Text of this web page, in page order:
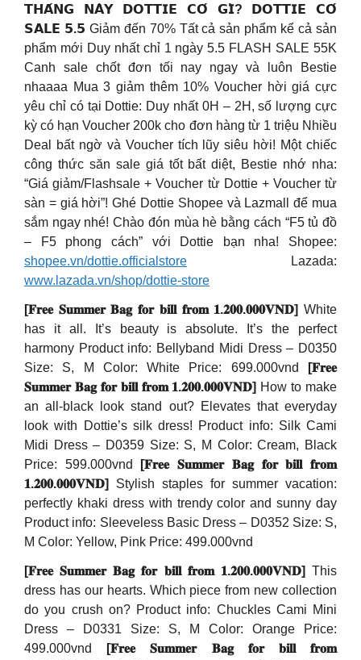
𝗧𝗛𝗔́𝗡𝗚 𝗡𝗔̀𝗬 𝗗𝗢𝗧𝗧𝗜𝗘 𝗖𝗢́ 𝗚𝗜̀? 𝗗𝗢𝗧𝗧𝗜𝗘 𝗖𝗢́
𝗦𝗔𝗟𝗘 𝟱.𝟱 Giảm đến 70% Tất cả sản phẩm kể cả sản
phẩm mới Duy nhất chỉ 1 ngày 5.5 FLASH SALE 55K
Canh sale chốt đơn tối nay ngay và luôn Bestie
nhaaaa Mua 3 giảm thêm 10% Voucher hời giá cực
yêu chỉ có tại Dottie: Duy nhất 0H – 2H, số lượng cực
kỳ có hạn Voucher 200k cho đơn hàng từ 1 triệu Nhiều
Deal bất ngờ và Voucher tích lũy siêu hời! Một chiếc
công thức săn sale giá tốt bất diệt, Bestie nhớ nha:
“Giá giảm/Flashsale + Voucher từ Dottie + Voucher từ
sàn = giá hời”! Ghé Dottie Shopee và Lazmall để mua
sắm ngay nhé! Chào đón mùa hè bằng cách “F5 tủ đồ
– F5 phong cách” với Dottie bạn nha! Shopee:
shopee.vn/dottie.officialstore Lazada:
www.lazada.vn/shop/dottie-store
[𝐅𝐫𝐞𝐞 𝐒𝐮𝐦𝐦𝐞𝐫 𝐁𝐚𝐠 𝐟𝐨𝐫 𝐛𝐢𝐥𝐥 𝐟𝐫𝐨𝐦 𝟏.𝟐𝟎𝟎.𝟎𝟎𝟎𝐕𝐍𝐃] White
has it all. It’s beauty is absolute. It’s the perfect
harmony Product info: Bellyband Midi Dress – D0350
Size: S, M Color: White Price: 699.000vnd
[𝐅𝐫𝐞𝐞
𝐒𝐮𝐦𝐦𝐞𝐫 𝐁𝐚𝐠 𝐟𝐨𝐫 𝐛𝐢𝐥𝐥 𝐟𝐫𝐨𝐦 𝟏.𝟐𝟎𝟎.𝟎𝟎𝟎𝐕𝐍𝐃] How to make
an all-black look stand out? Elevates that everyday
look with Dottie’s silk dress! Product info: Silk Cami
Midi Dress – D0359 Size: S, M Color: Cream, Black
Price: 599.000vnd
[𝐅𝐫𝐞𝐞 𝐒𝐮𝐦𝐦𝐞𝐫 𝐁𝐚𝐠 𝐟𝐨𝐫 𝐛𝐢𝐥𝐥 𝐟𝐫𝐨𝐦
𝟏.𝟐𝟎𝟎.𝟎𝟎𝟎𝐕𝐍𝐃]
Stylish staples for summer vacation:
perfectly khaki dress with trendy color and sunny day
Product info: Sleeveless Basic Dress – D0352 Size: S,
M Color: Yellow, Pink Price: 499.000vnd
[𝐅𝐫𝐞𝐞 𝐒𝐮𝐦𝐦𝐞𝐫 𝐁𝐚𝐠 𝐟𝐨𝐫 𝐛𝐢𝐥𝐥 𝐟𝐫𝐨𝐦 𝟏.𝟐𝟎𝟎.𝟎𝟎𝟎𝐕𝐍𝐃] This
dress has our hearts. Which piece from new collection
do you crush on? Product info: Chuckles Cami Mini
Dress – D0331 Size: S, M Color: Orange Price:
499.000vnd
[𝐅𝐫𝐞𝐞 𝐒𝐮𝐦𝐦𝐞𝐫 𝐁𝐚𝐠 𝐟𝐨𝐫 𝐛𝐢𝐥𝐥 𝐟𝐫𝐨𝐦